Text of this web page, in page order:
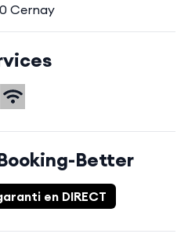
Cernay
Better
en DIRECT